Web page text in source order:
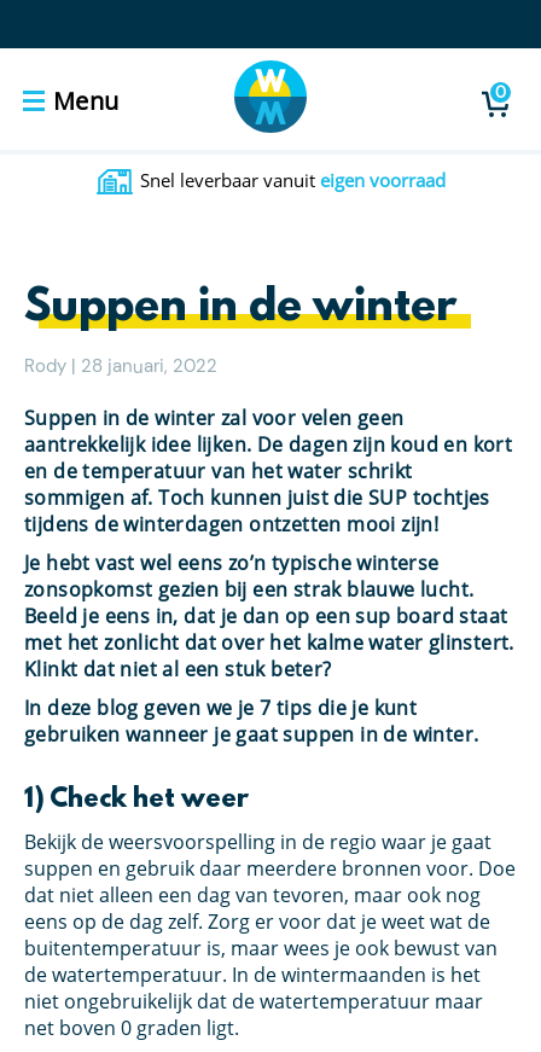
Menu 0
Snel leverbaar vanuit eigen voorraad
Suppen in de winter
Rody | 28 januari, 2022
Suppen in de winter zal voor velen geen
aantrekkelijk idee lijken. De dagen zijn koud en kort
en de temperatuur van het water schrikt
sommigen af. Toch kunnen juist die SUP tochtjes
tijdens de winterdagen ontzetten mooi zijn!
Je hebt vast wel eens zo’n typische winterse
zonsopkomst gezien bij een strak blauwe lucht.
Beeld je eens in, dat je dan op een sup board staat
met het zonlicht dat over het kalme water glinstert.
Klinkt dat niet al een stuk beter?
In deze blog geven we je 7 tips die je kunt
gebruiken wanneer je gaat suppen in de winter.
1) Check het weer
Bekijk de weersvoorspelling in de regio waar je gaat
suppen en gebruik daar meerdere bronnen voor. Doe
dat niet alleen een dag van tevoren, maar ook nog
eens op de dag zelf. Zorg er voor dat je weet wat de
buitentemperatuur is, maar wees je ook bewust van
de watertemperatuur. In de wintermaanden is het
niet ongebruikelijk dat de watertemperatuur maar
net boven 0 graden ligt.